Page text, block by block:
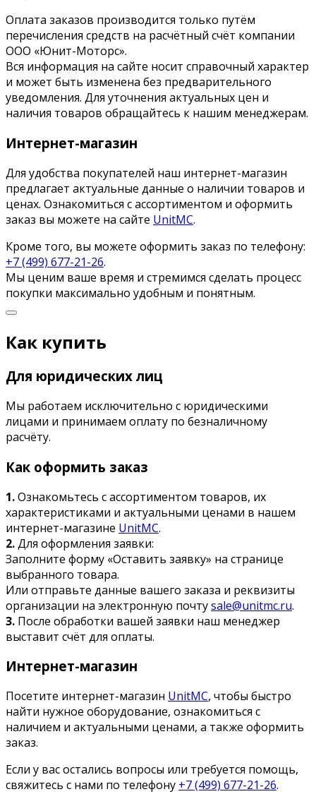
Оплата заказов производится только путём
перечисления средств на расчётный счёт компании
ООО «Юнит-Моторс».
Вся информация на сайте носит справочный характер
и может быть изменена без предварительного
уведомления. Для уточнения актуальных цен и
наличия товаров обращайтесь к нашим менеджерам.
Интернет-магазин
Для удобства покупателей наш интернет-магазин
предлагает актуальные данные о наличии товаров и
ценах. Ознакомиться с ассортиментом и оформить
заказ вы можете на сайте UnitMC.
Кроме того, вы можете оформить заказ по телефону:
+7 (499) 677-21-26.
Мы ценим ваше время и стремимся сделать процесс
покупки максимально удобным и понятным.
Как купить
Для юридических лиц
Мы работаем исключительно с юридическими
лицами и принимаем оплату по безналичному
расчёту.
Как оформить заказ
1.Ознакомьтесь с ассортиментом товаров, их
характеристиками и актуальными ценами в нашем
интернет-магазине UnitMC.
2.Для оформления заявки:
Заполните форму «Оставить заявку» на странице
выбранного товара.
Или отправьте данные вашего заказа и реквизиты
организации на электронную почтуsale@unitmc.ru.
3. После обработки вашей заявки наш менеджер
выставит счёт для оплаты.
Интернет-магазин
Посетите интернет-магазин UnitMC, чтобы быстро
найти нужное оборудование, ознакомиться с
наличием и актуальными ценами, а также оформить
заказ.
Если у вас остались вопросы или требуется помощь,
свяжитесь с нами по телефону +7 (499) 677-21-26.